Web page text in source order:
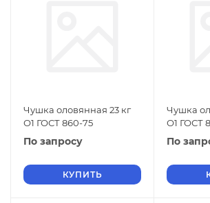
Чушка оловянная 23 кг
О1 ГОСТ 860-75
По запросу
КУПИТЬ
Чушка
О1 ГОСТ
По